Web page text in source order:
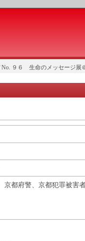
No. ９６ 生命のメッセージ展
京都府警、京都犯罪被害